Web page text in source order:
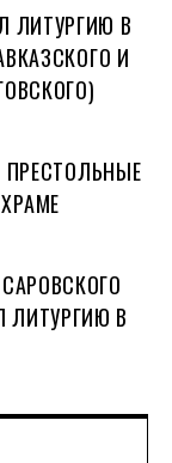
ЛИТУРГИЮ В
И
ПРЕСТОЛЬНЫЕ
ЛИТУРГИЮ В